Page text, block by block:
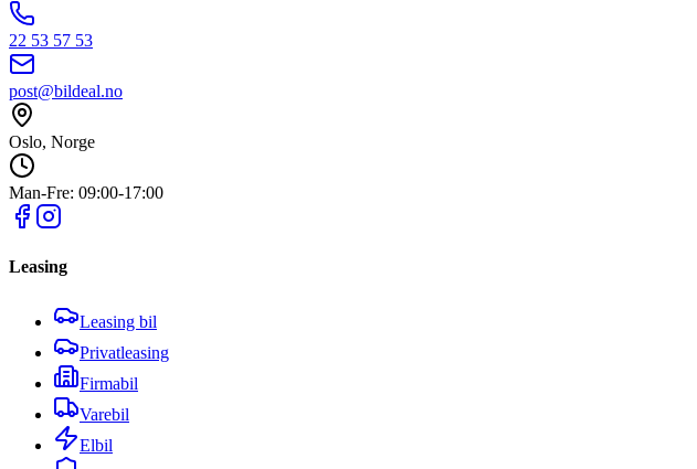
22 53 57 53
post@bildeal.no
Oslo, Norge
Man-Fre: 09:00-17:00
Leasing
Leasing bil
Privatleasing
Firmabil
Varebil
Elbil